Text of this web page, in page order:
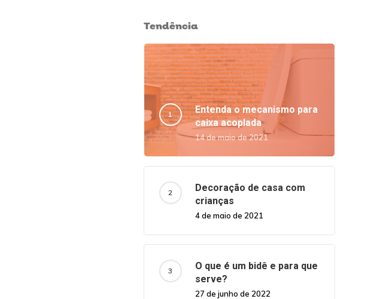
Tendência
Entenda o mecanismo para
caixa acoplada
14 de maio de 2021
Decoração de casa com
crianças
4 de maio de 2021
O que é um bidê e para que
serve?
27 de junho de 2022